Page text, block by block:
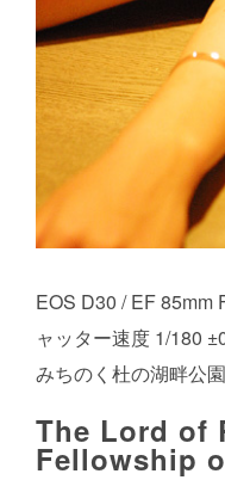
EOS D30 / EF 85mm
ャッター速度 1/180
みちのく杜の湖畔公
The Lord of
Fellowship